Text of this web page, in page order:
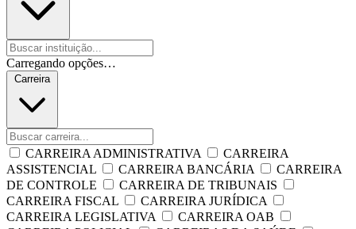
Carregando opções…
Carreira
CARREIRA ADMINISTRATIVA
CARREIRA
ASSISTENCIAL
CARREIRA BANCÁRIA
CARREIRA
DE CONTROLE
CARREIRA DE TRIBUNAIS
CARREIRA FISCAL
CARREIRA JURÍDICA
CARREIRA LEGISLATIVA
CARREIRA OAB